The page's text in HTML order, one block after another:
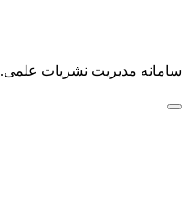
سامانه مدیریت نشریات علمی.